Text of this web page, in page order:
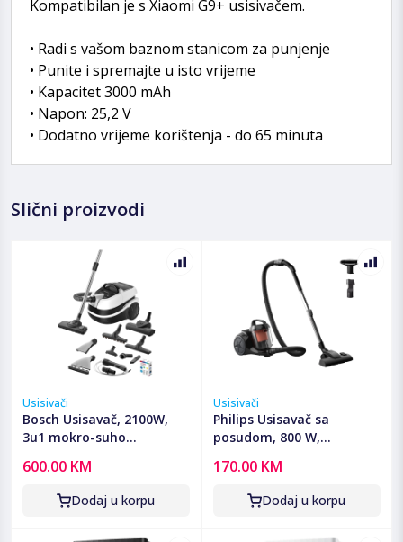
Kompatibilan je s Xiaomi G9+ usisivačem.
• Radi s vašom baznom stanicom za punjenje
• Punite i spremajte u isto vrijeme
• Kapacitet 3000 mAh
• Napon: 25,2 V
• Dodatno vrijeme korištenja - do 65 minuta
Slični proizvodi
Usisivači
Bosch Usisavač, 2100W,
3u1 mokro-suho
BWD421PRO
600.00 KM
Dodaj u korpu
Usisivači
Philips Usisavač sa
posudom, 800 W,
XB1142/10
170.00 KM
Dodaj u korpu